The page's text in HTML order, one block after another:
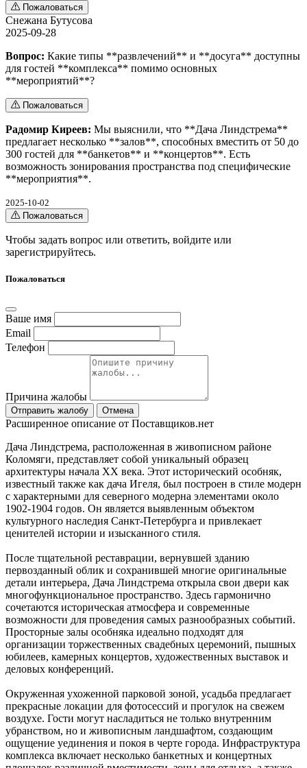
Пожаловаться
Снежана Бутусова
2025-09-28
Вопрос: Какие типы **развлечений** и **досуга** доступны
для гостей **комплекса** помимо основных
**мероприятий**?
Пожаловаться
Радомир Киреев: Мы выяснили, что **Дача Линдстрема**
предлагает несколько **залов**, способных вместить от 50 до
300 гостей для **банкетов** и **концертов**. Есть
возможность зонирования пространства под специфические
**мероприятия**.
2025-10-02
Пожаловаться
Чтобы задать вопрос или ответить, войдите или
зарегистрируйтесь.
Пожаловаться
Ваше имя
Email
Телефон
Причина жалобы
Отправить жалобу Отмена
Расширенное описание от Поставщиков.нет
Дача Линдстрема, расположенная в живописном районе
Коломяги, представляет собой уникальный образец
архитектуры начала XX века. Этот исторический особняк,
известный также как дача Игеля, был построен в стиле модерн
с характерными для северного модерна элементами около
1902-1904 годов. Он является выявленным объектом
культурного наследия Санкт-Петербурга и привлекает
ценителей истории и изысканного стиля.
После тщательной реставрации, вернувшей зданию
первозданный облик и сохранившей многие оригинальные
детали интерьера, Дача Линдстрема открыла свои двери как
многофункциональное пространство. Здесь гармонично
сочетаются историческая атмосфера и современные
возможности для проведения самых разнообразных событий.
Просторные залы особняка идеально подходят для
организации торжественных свадебных церемоний, пышных
юбилеев, камерных концертов, художественных выставок и
деловых конференций.
Окруженная ухоженной парковой зоной, усадьба предлагает
прекрасные локации для фотосессий и прогулок на свежем
воздухе. Гости могут насладиться не только внутренним
убранством, но и живописным ландшафтом, создающим
ощущение уединения и покоя в черте города. Инфраструктура
комплекса включает несколько банкетных и концертных